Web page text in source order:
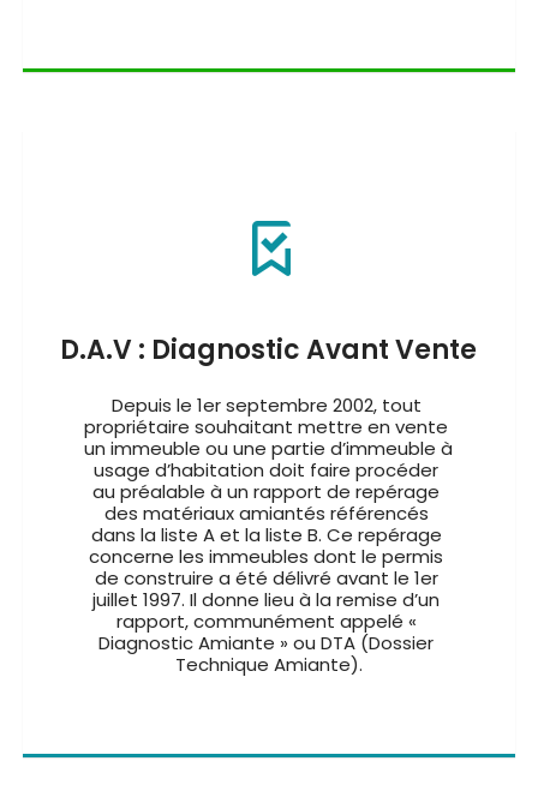
D.A.V : Diagnostic Avant Vente
Depuis le 1er septembre 2002, tout
propriétaire souhaitant mettre en vente
un immeuble ou une partie d’immeuble à
usage d’habitation doit faire procéder
au préalable à un rapport de repérage
des matériaux amiantés référencés
dans la liste A et la liste B. Ce repérage
concerne les immeubles dont le permis
de construire a été délivré avant le 1er
juillet 1997. Il donne lieu à la remise d’un
rapport, communément appelé «
Diagnostic Amiante » ou DTA (Dossier
Technique Amiante).